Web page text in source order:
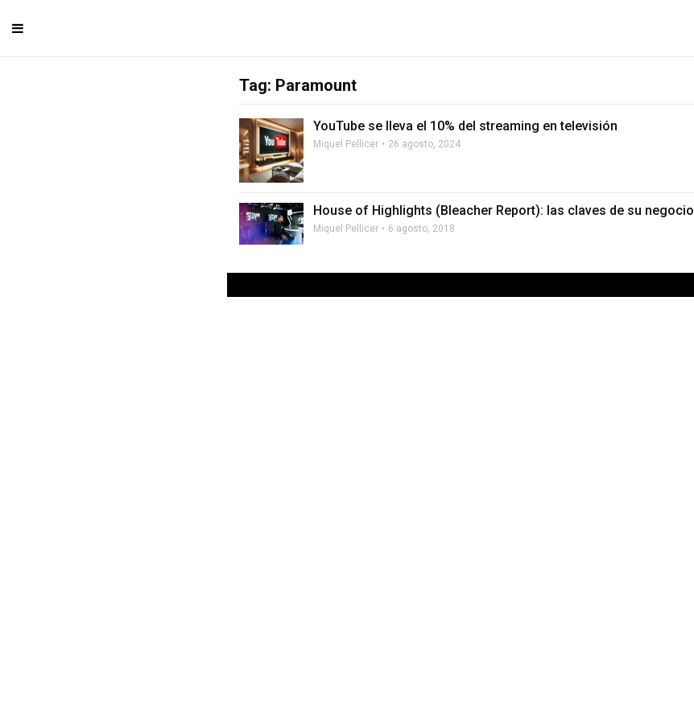
Tag: Paramount
YouTube se lleva el 10% del streaming en televisión
Miquel Pellicer 26 agosto, 2024
House of Highlights (Bleacher Report): las claves de su negocio
Miquel Pellicer 6 agosto, 2018